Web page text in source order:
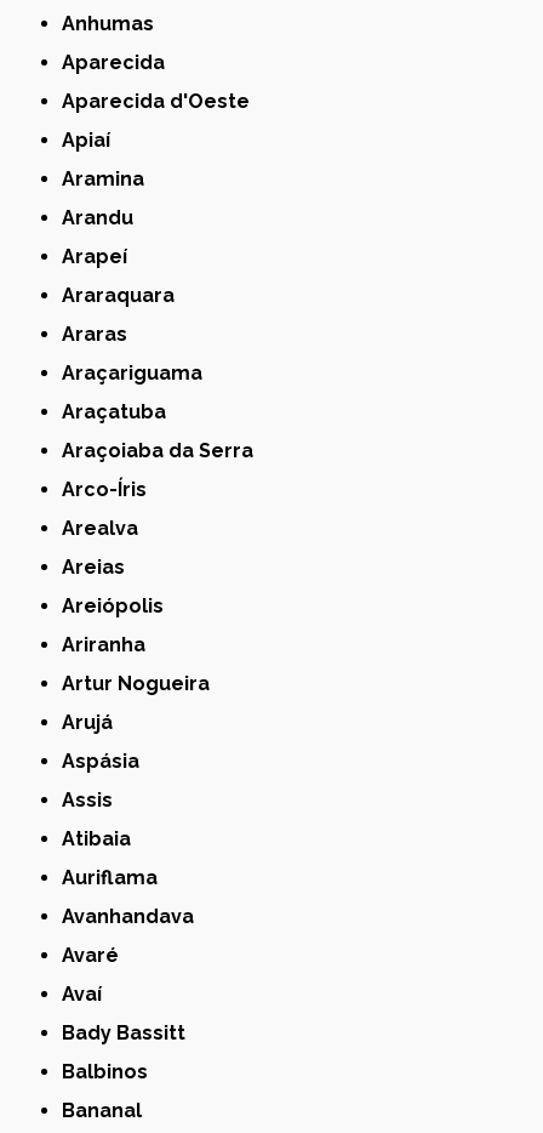
Anhumas
Aparecida
Aparecida d'Oeste
Apiaí
Aramina
Arandu
Arapeí
Araraquara
Araras
Araçariguama
Araçatuba
Araçoiaba da Serra
Arco-Íris
Arealva
Areias
Areiópolis
Ariranha
Artur Nogueira
Arujá
Aspásia
Assis
Atibaia
Auriflama
Avanhandava
Avaré
Avaí
Bady Bassitt
Balbinos
Bananal